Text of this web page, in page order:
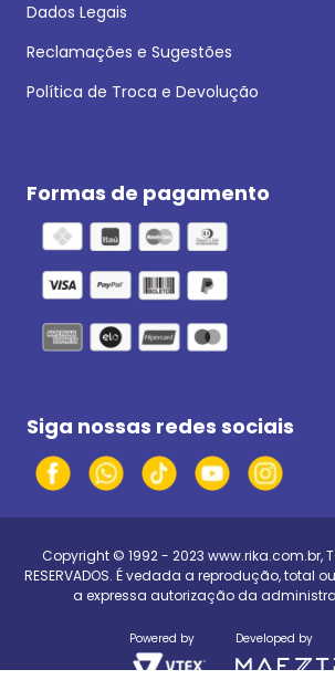
Dados Legais
Reclamações e Sugestões
Política de Troca e Devolução
Formas de pagamento
Siga nossas redes sociais
Copyright © 1992 - 2023 www.rika.com.br,
RESERVADOS. É vedada a reprodução, total
a expressa autorização da
Powered by Developed by